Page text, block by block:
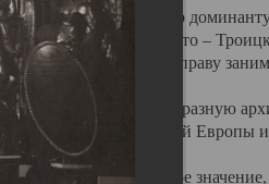
и градостроительную
до разрушения Свято –
Архангельска, по праву
Архангельска.
себе яркую и своеобразную
России, Западной Европы
его кафедральное значение,